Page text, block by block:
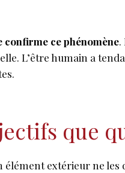
confirme ce phénomène.
L’être humain a
que
extérieur ne